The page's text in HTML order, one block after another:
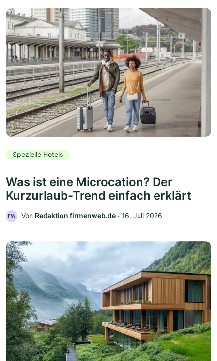
Spezielle Hotels
Was ist eine Microcation? Der
Kurzurlaub-Trend einfach erklärt
FW Von Redaktion firmenweb.de ‧ 16. Juli 2026